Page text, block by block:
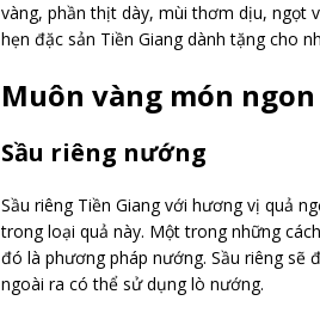
vàng, phần thịt dày, mùi thơm dịu, ngọt
hẹn đặc sản Tiền Giang dành tặng cho
Muôn vàng món
Sầu riêng nướng
Sầu riêng Tiền Giang với hương vị quả
trong loại quả này. Một trong những
đó là phương pháp nướng. Sầu riêng sẽ
ngoài ra có thể sử dụng lò nướng.